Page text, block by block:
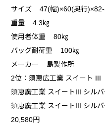
サイズ 47(幅)×60(奥行)×82-
重量 4.3㎏
使用者体重 80㎏
バッグ耐荷重 100㎏
メーカー 島製作所
2位：須恵広工業 スイート III
須恵廣工業 スイートIII シル
須恵廣工業 スイートIII シル
20,580円